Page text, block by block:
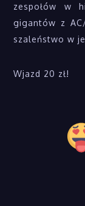
zespołów w
gigantów z
szaleństwo w
Wjazd 20 zł!